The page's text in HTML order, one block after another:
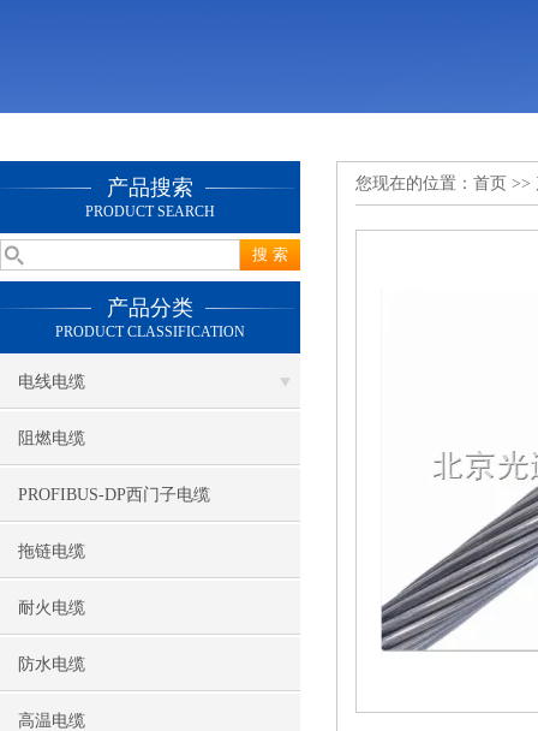
产品搜索
PRODUCT SEARCH
产品分类
PRODUCT CLASSIFICATION
电线电缆
阻燃电缆
PROFIBUS-DP西门子电缆
拖链电缆
耐火电缆
防水电缆
高温电缆
您现在的位置： 首页 >>